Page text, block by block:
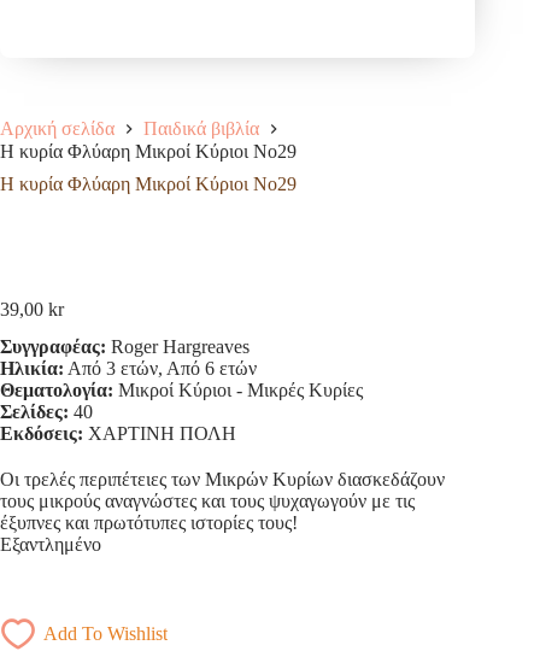
Αρχική σελίδα
Παιδικά βιβλία
Η κυρία Φλύαρη Μικροί Κύριοι No29
Η κυρία Φλύαρη Μικροί Κύριοι No29
39,00 kr
Συγγραφέας: Roger Hargreaves
Ηλικία: Από 3 ετών, Από 6 ετών
Θεματολογία: Μικροί Κύριοι - Μικρές Κυρίες
Σελίδες: 40
Εκδόσεις: ΧΑΡΤΙΝΗ ΠΟΛΗ
Οι τρελές περιπέτειες των Μικρών Κυρίων διασκεδάζουν
τους μικρούς αναγνώστες και τους ψυχαγωγούν με τις
έξυπνες και πρωτότυπες ιστορίες τους!
Εξαντλημένο
Add To Wishlist